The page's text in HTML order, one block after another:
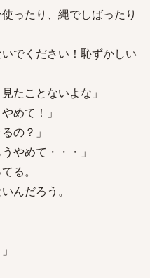
ったり、縄でしばったり
でください！恥ずかしい
たことないよな」
めて！」
の？」
やめて・・・」
る。
んだろう。